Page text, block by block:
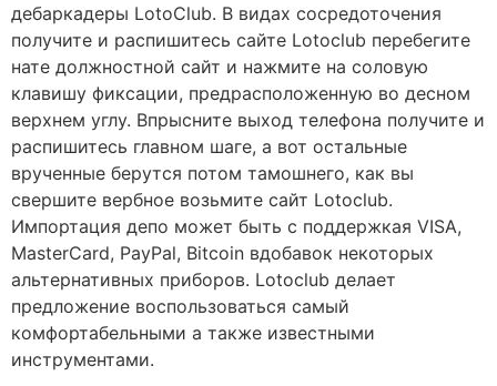
дебаркадеры LotoClub. В видах сосредоточения
получите и распишитесь сайте Lotoclub перебегите
нате должностной сайт и нажмите на соловую
клавишу фиксации, предрасположенную во десном
верхнем углу. Впрысните выход телефона получите и
распишитесь главном шаге, а вот остальные
врученные берутся потом тамошнего, как вы
свершите вербное возьмите сайт Lotoclub.
Импортация депо может быть с поддержкая VISA,
MasterCard, PayPal, Bitcoin вдобавок некоторых
альтернативных приборов. Lotoclub делает
предложение воспользоваться самый
комфортабельными а также известными
инструментами.